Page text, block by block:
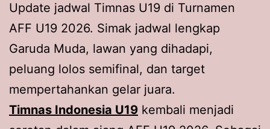
Update jadwal Timnas U19 di Turnamen
AFF U19 2026. Simak jadwal lengkap
Garuda Muda, lawan yang dihadapi,
peluang lolos semifinal, dan target
mempertahankan gelar juara.
Timnas Indonesia U19 kembali menjadi